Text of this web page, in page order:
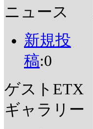
ニュース
新規投
稿:0
ゲストETX
ギャラリー